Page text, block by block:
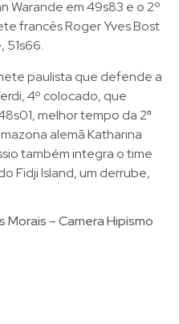
Warande em 49s83 e o 2º
francês Roger Yves Bost
51s66.
paulista que defende a
4º colocado, que
melhor tempo da 2ª
alemã Katharina
também integra o time
Fidji Island, um derrube,
Morais – Camera Hipismo